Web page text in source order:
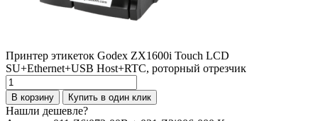
Принтер этикеток Godex ZX1600i Touch LCD
SU+Ethernet+USB Host+RTC, роторный отрезчик
Количество
товара
Принтер
этикеток
В корзину Купить в один клик
Нашли дешевле?